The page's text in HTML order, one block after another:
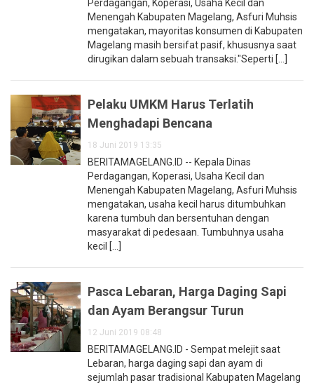
Perdagangan, Koperasi, Usaha Kecil dan
Menengah Kabupaten Magelang, Asfuri Muhsis
mengatakan, mayoritas konsumen di Kabupaten
Magelang masih bersifat pasif, khususnya saat
dirugikan dalam sebuah transaksi."Seperti [...]
Pelaku UMKM Harus Terlatih
Menghadapi Bencana
18 Juni 2019 13:35
BERITAMAGELANG.ID -- Kepala Dinas
Perdagangan, Koperasi, Usaha Kecil dan
Menengah Kabupaten Magelang, Asfuri Muhsis
mengatakan, usaha kecil harus ditumbuhkan
karena tumbuh dan bersentuhan dengan
masyarakat di pedesaan. Tumbuhnya usaha
kecil [...]
Pasca Lebaran, Harga Daging Sapi
dan Ayam Berangsur Turun
12 Juni 2019 08:48
BERITAMAGELANG.ID - Sempat melejit saat
Lebaran, harga daging sapi dan ayam di
sejumlah pasar tradisional Kabupaten Magelang